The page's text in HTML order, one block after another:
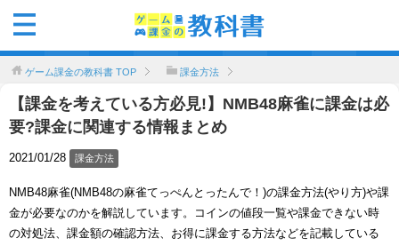
ゲーム課金の教科書 TOP 課金方法
【課金を考えている方必見!】NMB48麻雀に課金は必
要?課金に関連する情報まとめ
2021/01/28 課金方法
NMB48麻雀(NMB48の麻雀てっぺんとったんで！)の課金方法(やり方)や課
金が必要なのかを解説しています。コインの値段一覧や課金できない時
の対処法、課金額の確認方法、お得に課金する方法などを記載している